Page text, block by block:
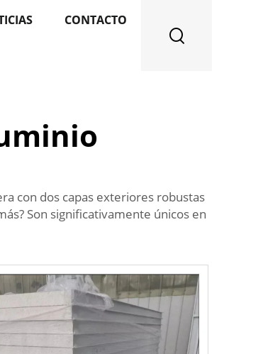
CONTACTO
con dos capas exteriores robustas
Son significativamente únicos en